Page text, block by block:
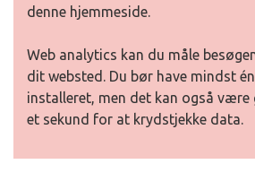
denne hjemmeside.
Web analytics kan du måle
dit websted. Du bør have mindst
installeret, men det kan også
et sekund for at krydstjekke data.